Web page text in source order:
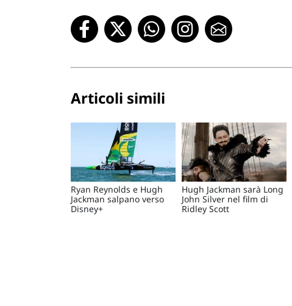
Articoli simili
Ryan Reynolds e Hugh
Jackman salpano verso
Disney+
Hugh Jackman sarà Long
John Silver nel film di
Ridley Scott